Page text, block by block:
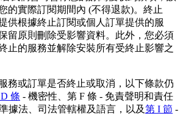
的實際訂閱期間內 (不得退款)。終止
供根據終止訂閱或個人訂單提供的服
留原則刪除受影響資料。此外，您必須
止的服務並解除安裝所有受終止影響之
務或訂單是否終止或取消，以下條款仍
條 - 機密性、第 F 條 - 免責聲明和責任
據法、司法管轄權及語言，以及第 I 節 -